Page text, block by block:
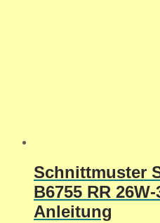
Schnittmuster
B6755 RR
Anleitung